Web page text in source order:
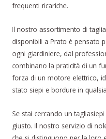
frequenti ricariche.
Il nostro assortimento di
disponibili a Prato è pensato
ogni giardiniere, dal
combinano la praticità di un
forza di un motore elettrico,
stato siepi e bordure in
Se stai cercando un
giusto. Il nostro servizio di